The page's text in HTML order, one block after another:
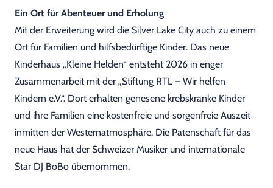
Ein Ort für Abenteuer und Erholung
Mit der Erweiterung wird die Silver Lake City auch zu einem
Ort für Familien und hilfsbedürftige Kinder. Das neue
Kinderhaus „Kleine Helden“ entsteht 2026 in enger
Zusammenarbeit mit der „Stiftung RTL – Wir helfen
Kindern e.V.“. Dort erhalten genesene krebskranke Kinder
und ihre Familien eine kostenfreie und sorgenfreie Auszeit
inmitten der Westernatmosphäre. Die Patenschaft für das
neue Haus hat der Schweizer Musiker und internationale
Star DJ BoBo übernommen.